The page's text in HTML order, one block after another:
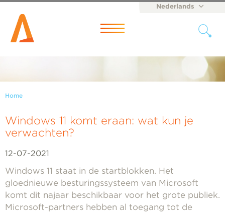
Nederlands
Menu
Home
Windows 11 komt eraan: wat kun je
verwachten?
12-07-2021
Windows 11 staat in de startblokken. Het
gloednieuwe besturingssysteem van Microsoft
komt dit najaar beschikbaar voor het grote publiek.
Microsoft-partners hebben al toegang tot de